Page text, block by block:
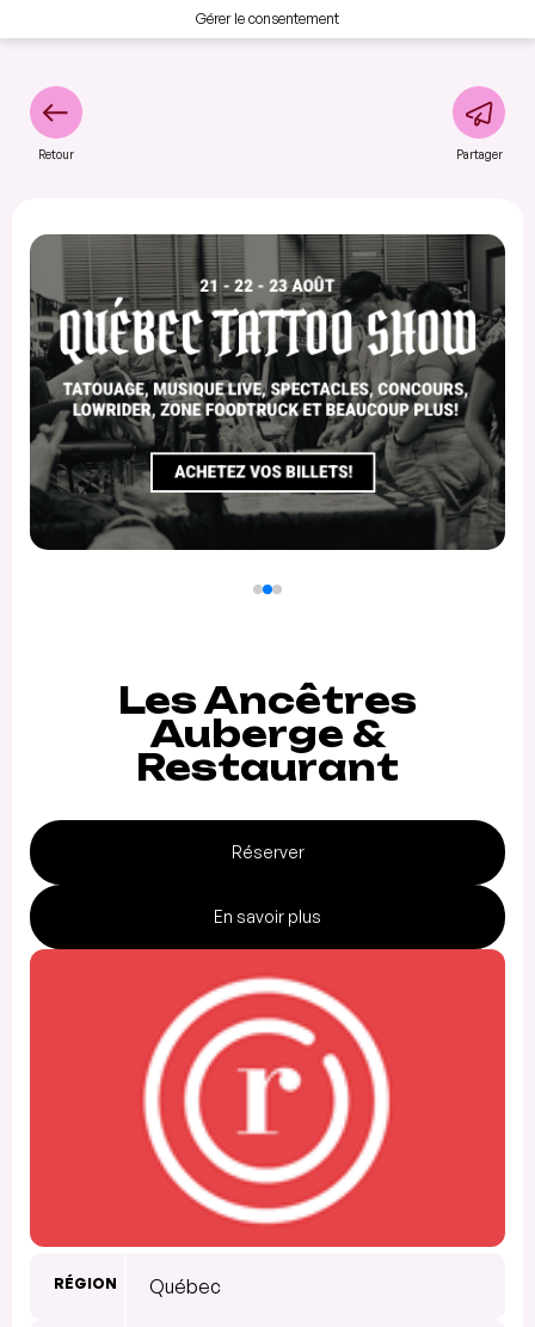
Gérer le consentement
Retour Partager
Les Ancêtres
Auberge &
Restaurant
Réserver
En savoir plus
RÉGION Québec